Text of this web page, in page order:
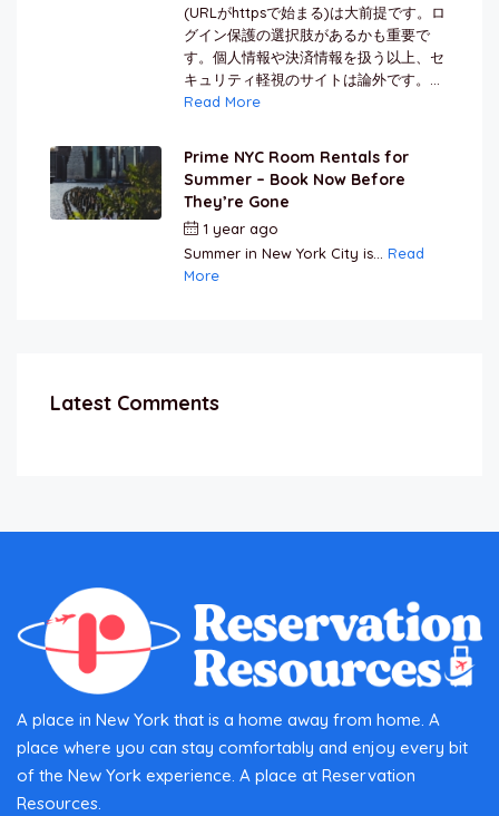
(URLがhttpsで始まる)は大前提です。ロ
グイン保護の選択肢があるかも重要で
す。個人情報や決済情報を扱う以上、セ
キュリティ軽視のサイトは論外です。...
Read More
Prime NYC Room Rentals for
Summer – Book Now Before
They’re Gone
1 year ago
Summer in New York City is... Read
More
Latest Comments
A place in New York that is a home away from home. A
place where you can stay comfortably and enjoy every bit
of the New York experience. A place at Reservation
Resources.